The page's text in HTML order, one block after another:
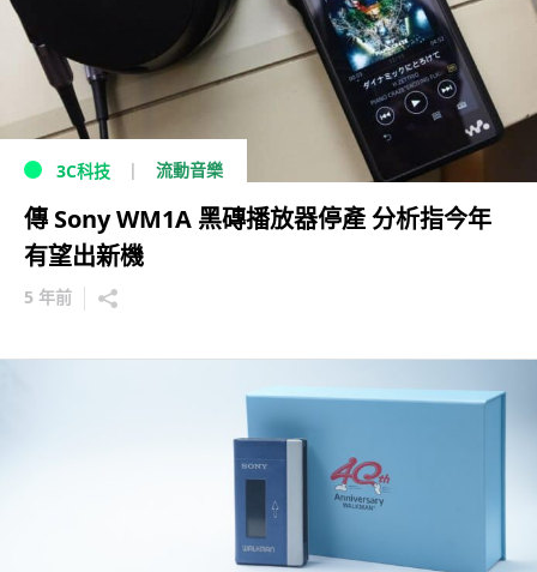
3C科技 流動音樂
傳 Sony WM1A 黑磚播放器停產 分析指今年
有望出新機
5 年前